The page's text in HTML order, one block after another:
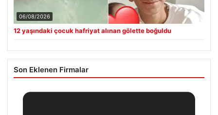
06/08/2026
12 yaşındaki çocuk hafriyat alınan gölette boğuldu
Son Eklenen Firmalar